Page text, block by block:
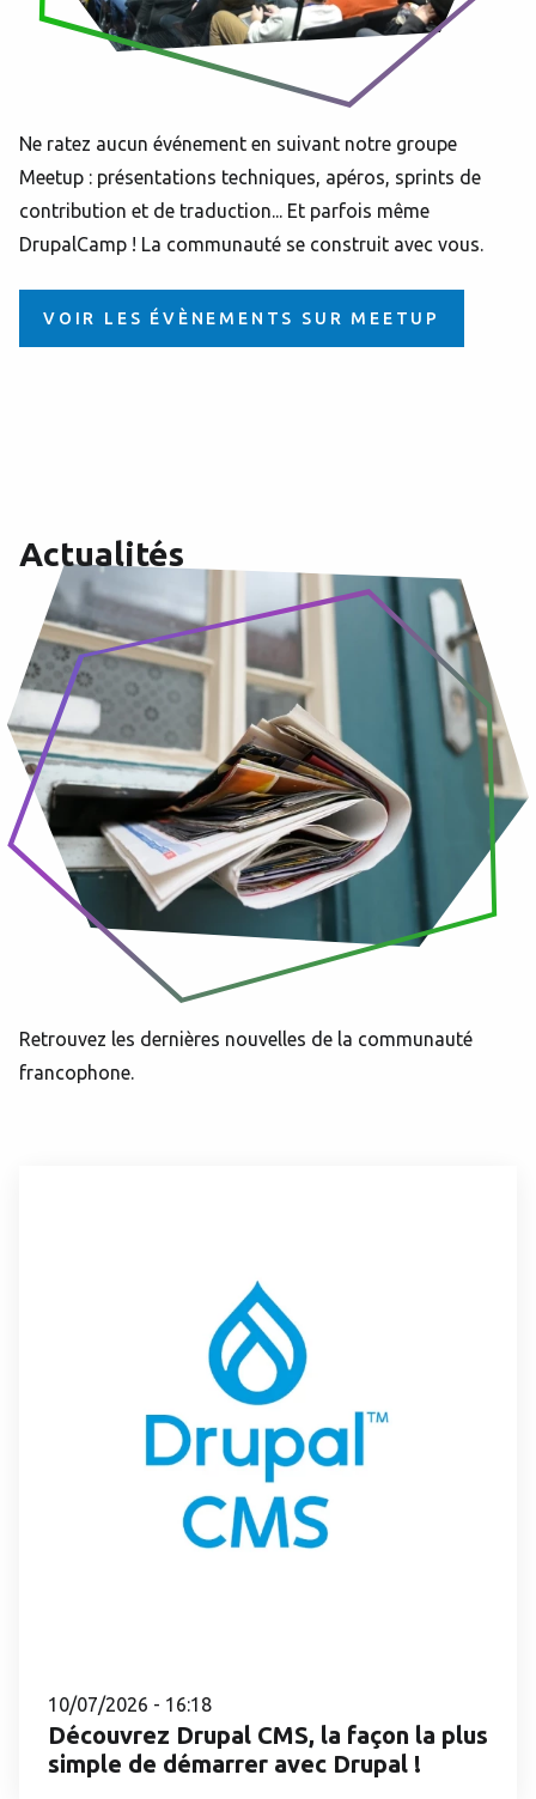
Ne ratez aucun événement en suivant notre groupe
Meetup : présentations techniques, apéros, sprints de
contribution et de traduction... Et parfois même
DrupalCamp ! La communauté se construit avec vous.
VOIR LES ÉVÈNEMENTS SUR MEETUP
Actualités
Retrouvez les dernières nouvelles de la communauté
francophone.
10/07/2026 - 16:18
Découvrez Drupal CMS, la façon la plus
simple de démarrer avec Drupal !